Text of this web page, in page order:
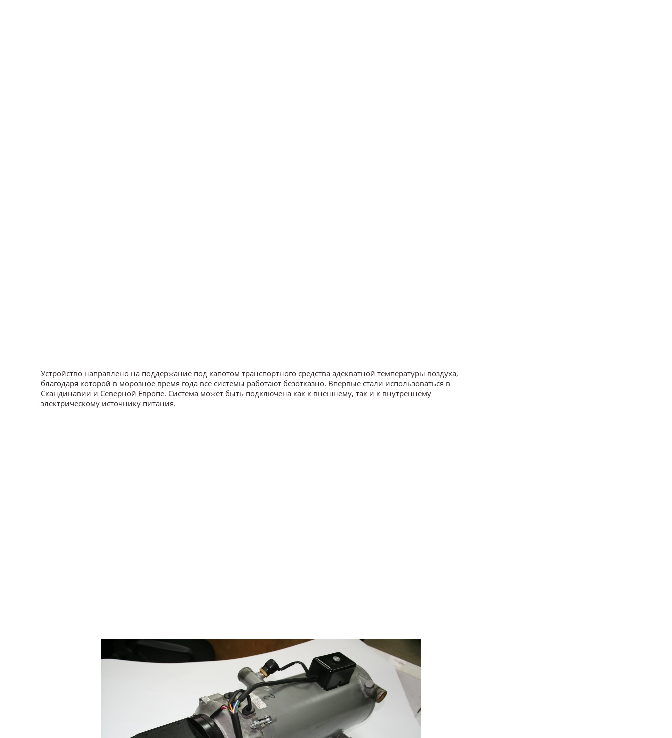
Устройство направлено на поддержание под капотом транспортного средства адекватной температуры воздуха,
благодаря которой в морозное время года все системы работают безотказно. Впервые стали использоваться в
Скандинавии и Северной Европе. Система может быть подключена как к внешнему, так и к внутреннему
электрическому источнику питания.